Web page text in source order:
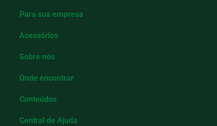
Para sua empresa
Acessórios
Sobre nós
Onde encontrar
Conteúdos
Central de Ajuda